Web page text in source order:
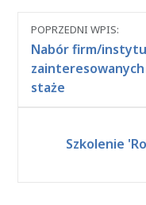
Nawigacja
między
wpisami
POPRZEDNI WPIS:
Nabór firm/
staże
Szkolenie